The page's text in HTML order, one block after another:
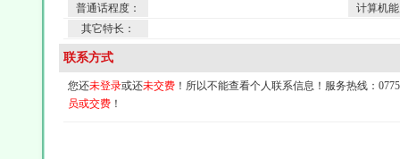
普通话程度：
计算机
其它特长：
联系方式
您还未登录或还未交费 ！所以不能查看个人联系信息！服务热线：
员或交费 ！